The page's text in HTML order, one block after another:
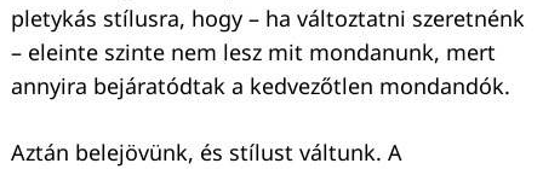
pletykás stílusra, hogy – ha változtatni szeretnénk
– eleinte szinte nem lesz mit mondanunk, mert
annyira bejáratódtak a kedvezőtlen mondandók.
Aztán belejövünk, és stílust váltunk. A